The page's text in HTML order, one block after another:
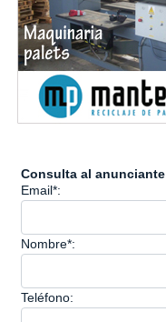
Consulta al anunciante
Email*:
Nombre*:
Teléfono: